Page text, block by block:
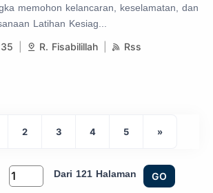
memohon kelancaran, keselamatan, dan
Latihan Kesiag...
R. Fisabilillah Rss
2 3 4 5 »
Dari 121 Halaman GO